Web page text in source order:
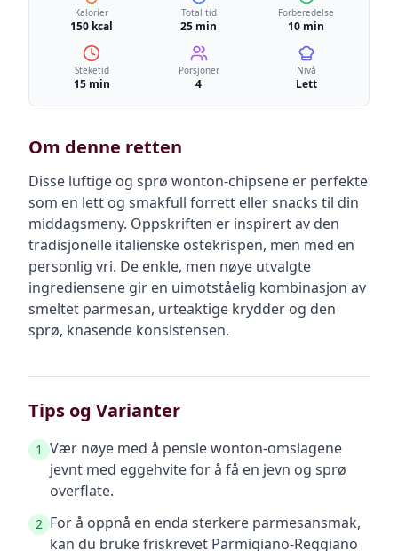
Kalorier
150 kcal
Total tid
25 min
Forberedelse
10 min
Steketid
15 min
Porsjoner
4
Nivå
Lett
Om denne retten
Disse luftige og sprø wonton-chipsene er perfekte
som en lett og smakfull forrett eller snacks til din
middagsmeny. Oppskriften er inspirert av den
tradisjonelle italienske ostekrispen, men med en
personlig vri. De enkle, men nøye utvalgte
ingrediensene gir en uimotståelig kombinasjon av
smeltet parmesan, urteaktige krydder og den
sprø, knasende konsistensen.
Tips og Varianter
1 Vær nøye med å pensle wonton-omslagene
jevnt med eggehvite for å få en jevn og sprø
overflate.
2 For å oppnå en enda sterkere parmesansmak,
kan du bruke friskrevet Parmigiano-Reggiano